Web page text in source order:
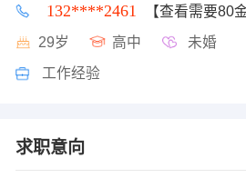
132****2461 【查看需要80
29岁 高中 未婚
工作经验
求职意向